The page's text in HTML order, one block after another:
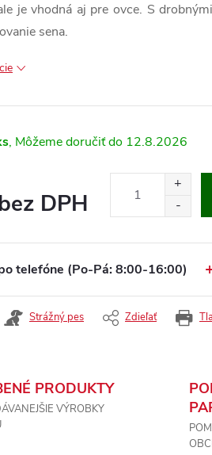
je vhodná aj pre ovce. S
sena.
12.8.2026
DPH
telefóne (Po-Pá: 8:00-16:00)
Strážný pes Zdieľať
PRODUKTY
VÝROBKY